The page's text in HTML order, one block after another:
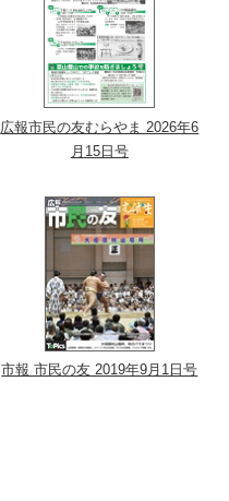
広報市民の友むらやま 2026年6
月15日号
市報 市民の友 2019年9月1日号